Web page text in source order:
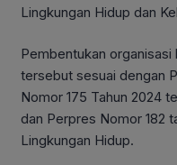
Lingkungan Hidup dan
Pembentukan organisasi
tersebut sesuai dengan
Nomor 175 Tahun 2024
dan Perpres Nomor 182
Lingkungan Hidup.